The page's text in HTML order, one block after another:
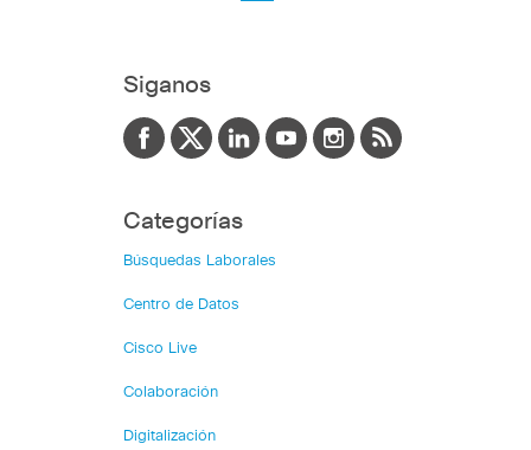
Siganos
Categorías
Búsquedas Laborales
Centro de Datos
Cisco Live
Colaboración
Digitalización